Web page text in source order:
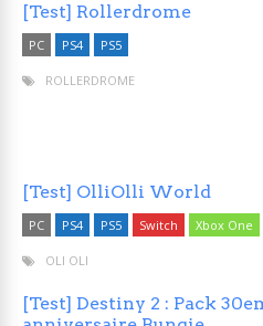
[Test] Rollerdrome
PC PS4 PS5
ROLLERDROME
[Test] OlliOlli World
PC PS4 PS5 Switch Xbox One
OLI OLI
[Test] Destiny 2 : Pack